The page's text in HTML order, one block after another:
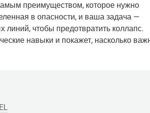
преимуществом, которое нужно
в опасности, и ваша задача —
линий, чтобы предотвратить коллапс.
навыки и покажет, насколько